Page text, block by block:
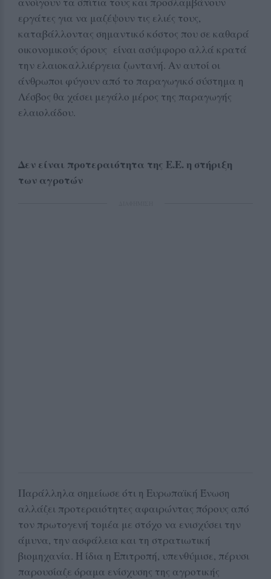
εργάτες για να μαζέψουν τις ελιές τους,
καταβάλλοντας σημαντικό κόστος που σε καθαρά
οικονομικούς όρους είναι ασύμφορο αλλά κρατά
την ελαιοκαλλιέργεια ζωντανή. Αν αυτοί οι
άνθρωποι φύγουν από το παραγωγικό σύστημα η
Λέσβος θα χάσει μεγάλο μέρος της παραγωγής
ελαιολάδου.
Δεν είναι προτεραιότητα της Ε.Ε. η στήριξη
των αγροτών
Παράλληλα σημείωσε ότι η Ευρωπαϊκή Ένωση
αλλάζει προτεραιότητες αφαιρώντας πόρους από
τον πρωτογενή τομέα με στόχο να ενισχύσει την
άμυνα, την ασφάλεια και τη στρατιωτική
βιομηχανία. Η ίδια η Επιτροπή, υπενθύμισε, πέρυσι
παρουσίαζε όραμα ενίσχυσης της αγροτικής